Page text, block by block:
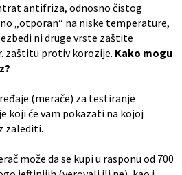
antifriza, odnosno čistog
„otporan“ na niske temperature,
ni druge vrste zaštite
zaštitu protiv korozije. Kako mogu
(merače) za testiranje
koji će vam pokazati na kojoj
zalediti.
može da se kupi u rasponu od 700